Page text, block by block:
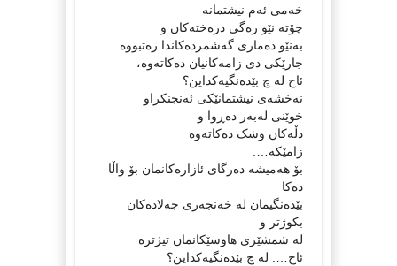
خەمی ئەم نیشتمانە
چۆتە نێو رەگی درەختەکان و
بەنێو دەماری گەشمردەکاندا رەتبووە …..
جارێکی دی زامەکانیان دەکاتەوە،
ئاخ لە چ بێدەنگیەکداین؟
نەخشەی نیشتمانێکی ئەنجنکراو
خوێنی لەبەر دەڕوا و
دڵەکان وشک دەکاتەوە
زامێکە….
بۆ هەمیشە دەرگای ئازارەکانمان بۆ واڵا
دەکا
بێدەنگیمان لە خەنجەری جەلادەکان
بکوژتر و
لە شمشێری هاوسێکانمان تیژترە
ئاخ…. لە چ بێدەنگیەکداین؟